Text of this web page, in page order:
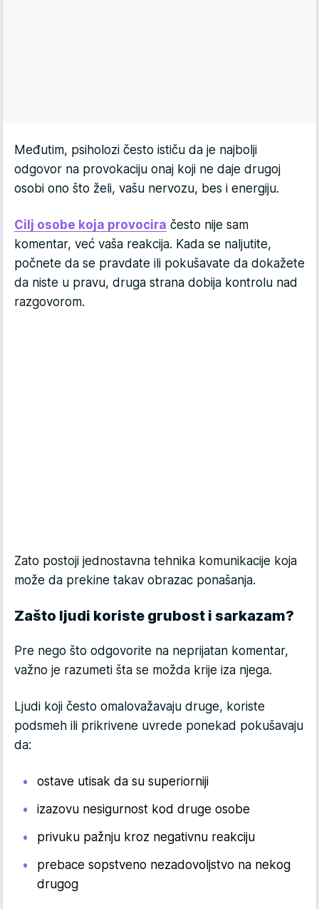
Međutim, psiholozi često ističu da je najbolji
odgovor na provokaciju onaj koji ne daje drugoj
osobi ono što želi, vašu nervozu, bes i energiju.
Cilj osobe koja provocira često nije sam
komentar, već vaša reakcija. Kada se naljutite,
počnete da se pravdate ili pokušavate da dokažete
da niste u pravu, druga strana dobija kontrolu nad
razgovorom.
Zato postoji jednostavna tehnika komunikacije koja
može da prekine takav obrazac ponašanja.
Zašto ljudi koriste grubost i sarkazam?
Pre nego što odgovorite na neprijatan komentar,
važno je razumeti šta se možda krije iza njega.
Ljudi koji često omalovažavaju druge, koriste
podsmeh ili prikrivene uvrede ponekad pokušavaju
da:
ostave utisak da su superiorniji
izazovu nesigurnost kod druge osobe
privuku pažnju kroz negativnu reakciju
prebace sopstveno nezadovoljstvo na nekog
drugog